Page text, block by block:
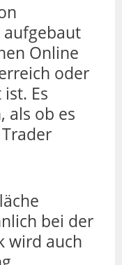
aufgebaut
Online
oder
Es
als ob es
bei der
wird auch